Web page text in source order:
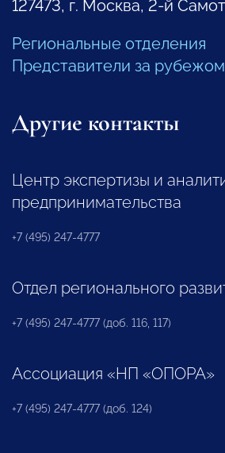
127473, г. Москва, 2-й
Региональные отделения
Представители за рубежом
Другие контакты
Центр экспертизы и
предпринимательства
+7 (495) 247-4777
Отдел регионального
+7 (495) 247-4777 (доб. 116, 117)
Ассоциация «НП «ОПОРА»
+7 (495) 247-4777 (доб. 124)